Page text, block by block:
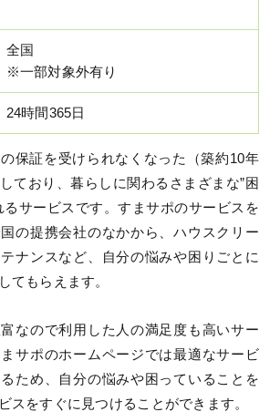
全国
※一部対象外有り
24時間365日
保証を受けられなくなった（築約10年
ており、暮らしに関わるさまざまな”困
るサービスです。すまサポのサービスを
の提携会社のなかから、ハウスクリー
ナンスなど、自分の悩みや困りごとに
てもらえます。
なので利用した人の満足度も高いサー
サポのホームページでは最適なサービ
ため、自分の悩みや困っていることを
スをすぐに見つけることができます。